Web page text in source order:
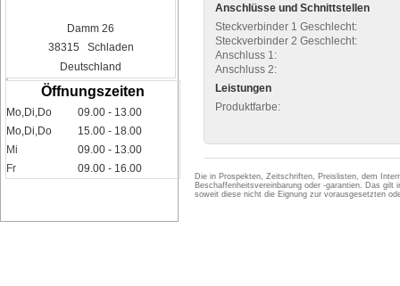
Damm 26
38315 Schladen
Deutschland
Öffnungszeiten
Mo,Di,Do
09.00 - 13.00
Mo,Di,Do
15.00 - 18.00
Mi
09.00 - 13.00
Fr
09.00 - 16.00
Anschlüsse und Schnittstellen
Steckverbinder 1 Geschlecht:
Steckverbinder 2 Geschlecht:
Anschluss 1:
Anschluss 2:
Leistungen
Produktfarbe:
Die in Prospekten, Zeitschriften, Preislisten, dem
Beschaffenheitsvereinbarung oder -garantien. Das
soweit diese nicht die Eignung zur vorausgesetzten